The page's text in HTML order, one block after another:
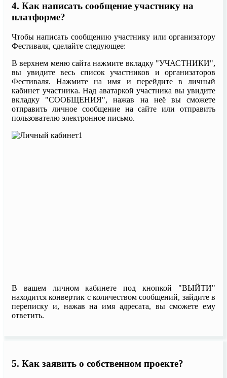
4. Как написать сообщение участнику на
платформе?
Чтобы написать сообщению участнику или организатору
Фестиваля, сделайте следующее:
В верхнем меню сайта нажмите вкладку "УЧАСТНИКИ",
вы увидите весь список участников и организаторов
Фестиваля. Нажмите на имя и перейдите в личный
кабинет участника. Над аватаркой участника вы увидите
вкладку "СООБЩЕНИЯ", нажав на неё вы сможете
отправить личное сообщение на сайте или отправить
пользователю электронное письмо.
В вашем личном кабинете под кнопкой "ВЫЙТИ"
находится конвертик с количеством сообщений, зайдите в
переписку и, нажав на имя адресата, вы сможете ему
ответить.
5. Как заявить о собственном проекте?